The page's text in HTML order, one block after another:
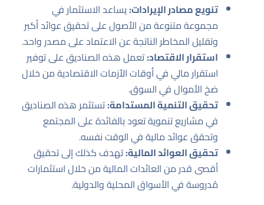
تنويع مصادر الإيرادات:يساعد الاستثمار في
مجموعة متنوعة من الأصول على تحقيق عوائد أكبر
وتقليل المخاطر الناتجة عن الاعتماد على مصدر واحد.
استقرار الاقتصاد:تعمل هذه الصناديق على توفير
استقرار مالي في أوقات الأزمات الاقتصادية من خلال
ضخ الأموال في السوق.
تحقيق التنمية المستدامة:تستثمر هذه الصناديق
في مشاريع تنموية تعود بالفائدة على المجتمع
وتحقق عوائد مالية في الوقت نفسه.
تحقيق العوائد المالية:تهدف كذلك إلى تحقيق
أقصى قدر من العائدات المالية من خلال استثمارات
مُدروسة في الأسواق المحلية والدولية.